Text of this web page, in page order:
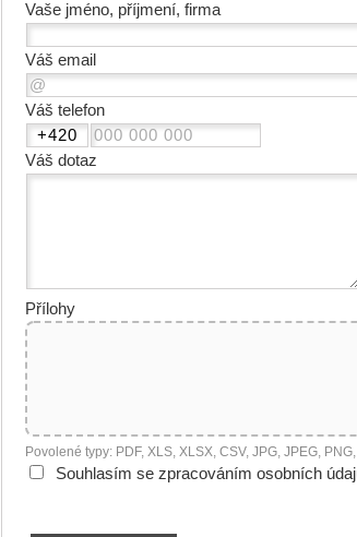
Vaše jméno, příjmení, firma
Váš email
Váš telefon
Váš dotaz
Přílohy
Povolené typy: PDF, XLS, XLSX, CSV, JPG, JPEG,
Souhlasím se zpracováním osobních